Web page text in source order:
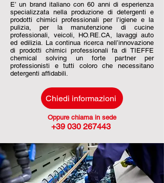
E’ un brand italiano con 60 anni di esperienza
specializzata nella produzione di detergenti e
prodotti chimici professionali per l’igiene e la
pulizia, per la manutenzione di cucine
professionali, veicoli, HO.RE.CA, lavaggi auto
ed edilizia. La continua ricerca nell’innovazione
di prodotti chimici professionali fa di TIEFFE
chemical solving un forte partner per
professionisti e tutti coloro che necessitano
detergenti affidabili.
Chiedi informazioni
Oppure chiama in sede
+39 030 267443